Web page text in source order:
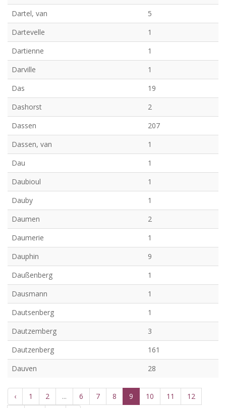
Dartel, van
5
Dartevelle
1
Dartienne
1
Darville
1
Das
19
Dashorst
2
Dassen
207
Dassen, van
1
Dau
1
Daubioul
1
Dauby
1
Daumen
2
Daumerie
1
Dauphin
9
Daußenberg
1
Dausmann
1
Dautsenberg
1
Dautzemberg
3
Dautzenberg
161
Dauven
28
‹ 1 2 ... 6 7 8 9 10 11 12